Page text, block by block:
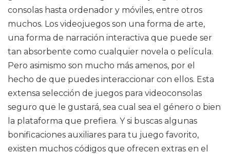
consolas hasta ordenador y móviles, entre otros
muchos. Los videojuegos son una forma de arte,
una forma de narración interactiva que puede ser
tan absorbente como cualquier novela o película.
Pero asimismo son mucho más amenos, por el
hecho de que puedes interaccionar con ellos. Esta
extensa selección de juegos para videoconsolas
seguro que le gustará, sea cual sea el género o bien
la plataforma que prefiera. Y si buscas algunas
bonificaciones auxiliares para tu juego favorito,
existen muchos códigos que ofrecen extras en el